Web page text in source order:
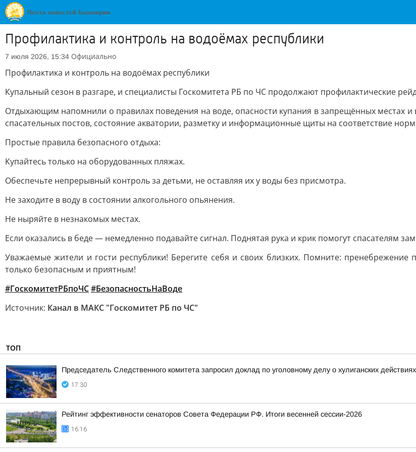
Профилактика и контроль на водоёмах республики
7 июля 2026, 15:34 Официально
Профилактика и контроль на водоёмах республики
Купальный сезон в разгаре, и специалисты Госкомитета РБ по ЧС продолжают профилактические
Отдыхающим напомнили о правилах поведения на воде, опасности купания в запрещённых местах
спасательных постов, состояние акватории, разметку и информационные щиты на соответствие
Простые правила безопасного отдыха:
Купайтесь только на оборудованных пляжах.
Обеспечьте непрерывный контроль за детьми, не оставляя их у воды без присмотра.
Не заходите в воду в состоянии алкогольного опьянения.
Не ныряйте в незнакомых местах.
Если оказались в беде — немедленно подавайте сигнал. Поднятая рука и крик помогут спасателям
Уважаемые жители и гости республики! Берегите себя и своих близких. Помните:
только безопасным и приятным!
#ГоскомитетРБпоЧС#БезопасностьНаВоде
Источник: Канал в МАКС "Госкомитет РБ по ЧС"
ТОП
Председатель Следственного комитета запросил доклад по уголовному делу о хулиганских
17:30
Рейтинг эффективности сенаторов Совета Федерации РФ. Итоги весенней сессии-2026
16:16